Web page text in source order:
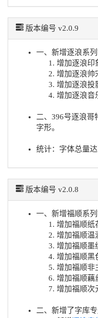
版本编号 v2.0.9
一、新增逐浪系
增加逐浪印
增加逐浪帅
增加逐浪投
增加逐浪音
二、396号逐浪
字形。
统计：字体总量达
版本编号 v2.0.8
一、新增福顺系
增加福顺纸
增加福顺温
增加福顺墨
增加福顺黑
增加福顺非
增加福顺藕
增加福顺次
二、新增了字库